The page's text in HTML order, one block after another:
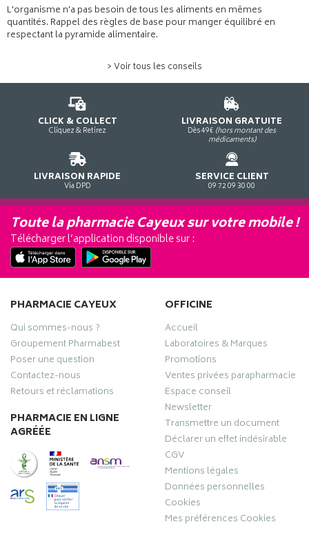
L'organisme n'a pas besoin de tous les aliments en mêmes
quantités. Rappel des règles de base pour manger équilibré en
respectant la pyramide alimentaire.
> Voir tous les conseils
CLICK & COLLECT
Cliquez & Retirez
LIVRAISON GRATUITE
Dès 49€ (hors montant des
médicaments)
LIVRAISON RAPIDE
Via DPD
SERVICE CLIENT
09 72 09 30 00
Toute la pharmacie Cayeux sur votre mobile !
Télécharger l’application disponible sur :
PHARMACIE CAYEUX
Qui sommes-nous ?
Groupement Pharmabest
Poser une question
Contactez-nous
Retours et réclamations
PHARMACIE EN LIGNE
AGRÉÉE
OFFICINE
Accueil
Laboratoires & Marques
Promotions
Ventes privées parapharmacie
Espace conseil
Newsletter
Transmettre un document
Déclarer un effet indésirable
CGV
Mentions légales
Données personnelles
Cookies
Mes préférences Cookies